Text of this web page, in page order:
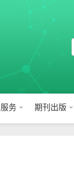
务 期刊出版